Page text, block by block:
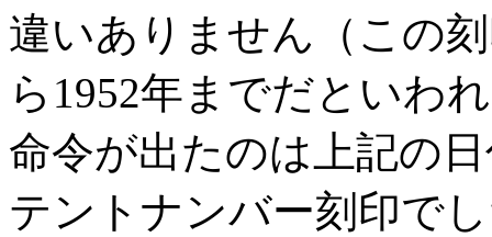
違いありません（この
ら1952年までだといわ
命令が出たのは上記の
テントナンバー刻印で